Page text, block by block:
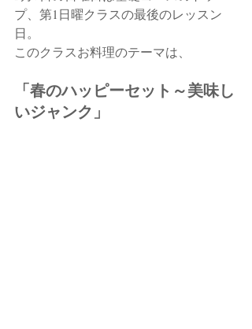
プ、第1日曜クラスの最後のレッスン
日。
このクラスお料理のテーマは、
「春のハッピーセット～美味し
いジャンク」